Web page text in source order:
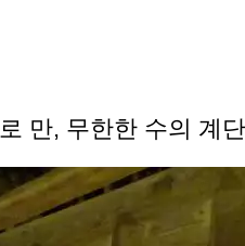
만, 무한한 수의 계